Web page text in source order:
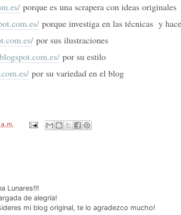
porque es una scrapera con ideas originales
porque investiga en las técnicas y
por sus ilustraciones
por su estilo
por su variedad en el blog
m.
Lunares!!!
de alegría!
mi blog original, te lo agradezco mucho!